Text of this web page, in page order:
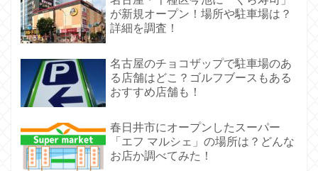
が新規オープン！場所や駐車場は？
詳細を調査！
名古屋のチョコザップで駐車場のあ
る店舗はどこ？ゴルフブースもある
おすすめ店舗も！
春日井市にオープンしたスーパー
「エフ マルシェ」の場所は？どんな
お店か調べてみた！